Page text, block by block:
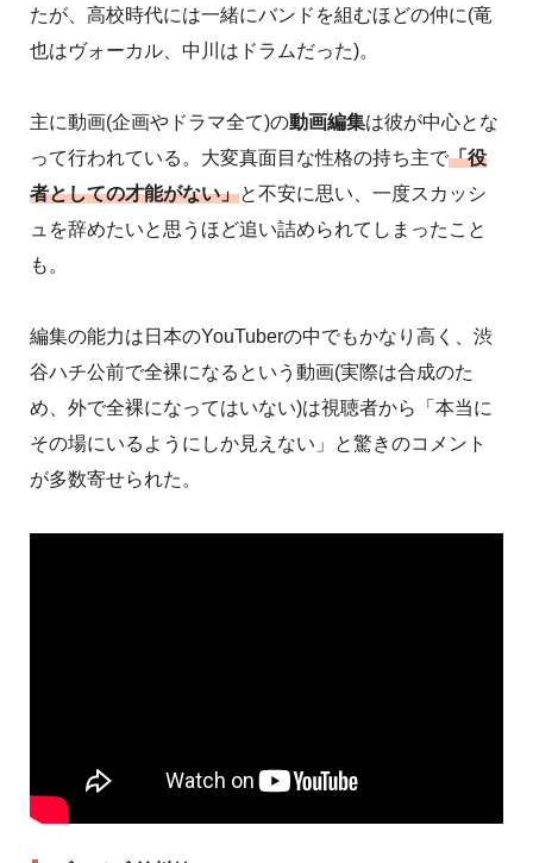
たが、高校時代には一緒にバンドを組むほどの仲に(竜
也はヴォーカル、中川はドラムだった)。
主に動画(企画やドラマ全て)の動画編集は彼が中心とな
って行われている。大変真面目な性格の持ち主で「役
者としての才能がない」と不安に思い、一度スカッシ
ュを辞めたいと思うほど追い詰められてしまったこと
も。
編集の能力は日本のYouTuberの中でもかなり高く、渋
谷ハチ公前で全裸になるという動画(実際は合成のた
め、外で全裸になってはいない)は視聴者から「本当に
その場にいるようにしか見えない」と驚きのコメント
が多数寄せられた。